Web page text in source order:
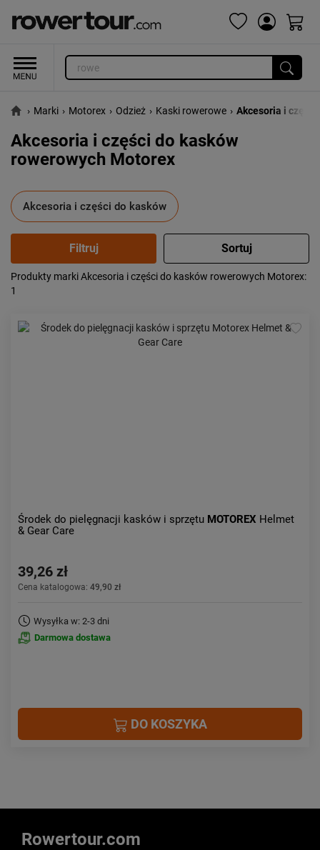
› Marki › Motorex › Odzież › Kaski rowerowe › Akcesoria i części
Akcesoria i części do kasków
rowerowych Motorex
Akcesoria i części do kasków
Popularność:
największa
Produkty marki Akcesoria i części do kasków rowerowych Motorex:
1
Środek do pielęgnacji kasków i sprzętu MOTOREX Helmet
& Gear Care
39,26 zł
Cena katalogowa: 49,90 zł
Wysyłka w: 2-3 dni
Darmowa dostawa
DO KOSZYKA
Rowertour.com